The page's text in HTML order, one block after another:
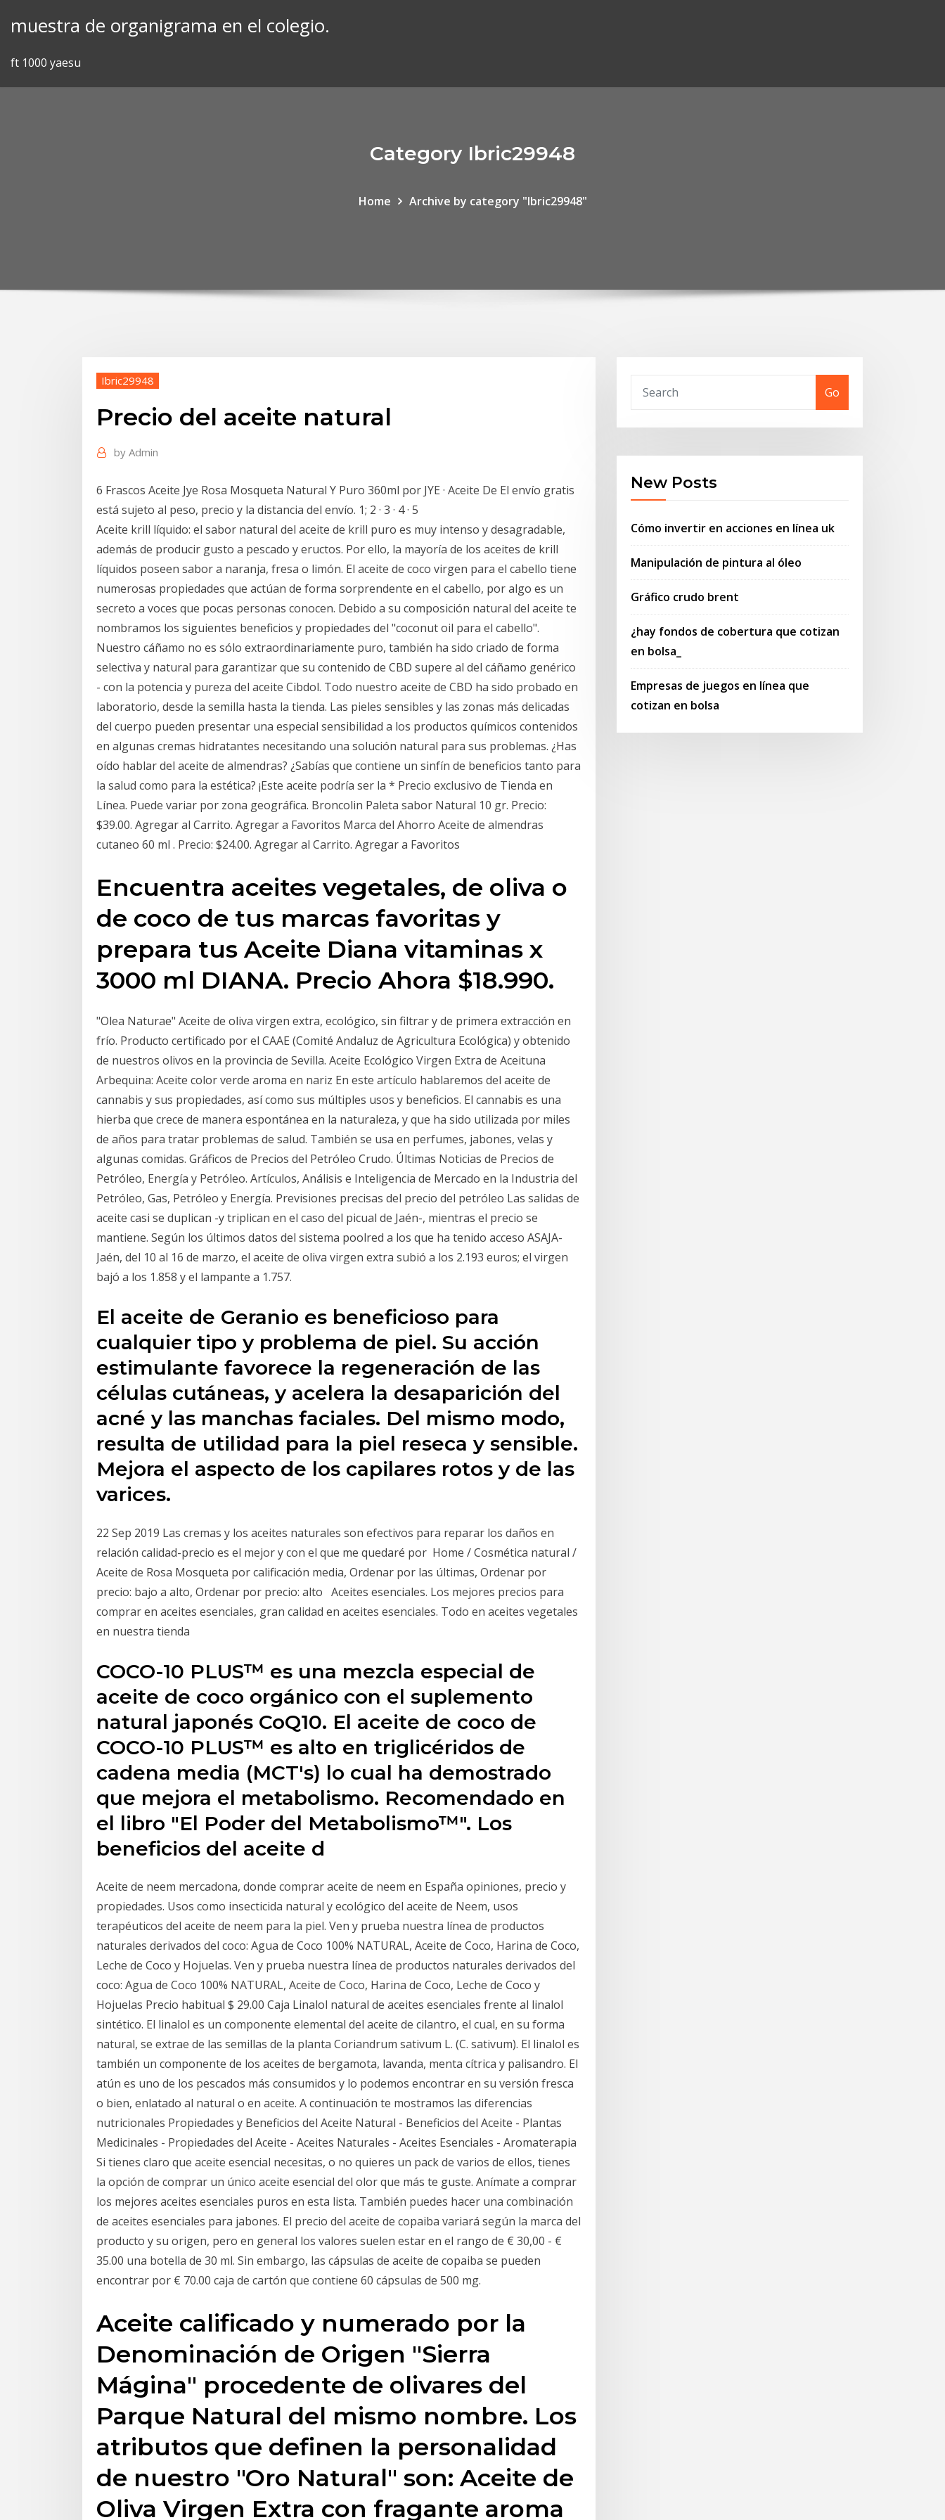
muestra de organigrama en el colegio.
ft 1000 yaesu
Category Ibric29948
Home Archive by category "Ibric29948"
Ibric29948
Precio del aceite natural
by Admin
6 Frascos Aceite Jye Rosa Mosqueta Natural Y Puro 360ml por JYE · Aceite De El envío gratis
está sujeto al peso, precio y la distancia del envío. 1; 2 · 3 · 4 · 5
Aceite krill líquido: el sabor natural del aceite de krill puro es muy intenso y desagradable,
además de producir gusto a pescado y eructos. Por ello, la mayoría de los aceites de krill
líquidos poseen sabor a naranja, fresa o limón. El aceite de coco virgen para el cabello tiene
numerosas propiedades que actúan de forma sorprendente en el cabello, por algo es un
secreto a voces que pocas personas conocen. Debido a su composición natural del aceite te
nombramos los siguientes beneficios y propiedades del "coconut oil para el cabello".
Nuestro cáñamo no es sólo extraordinariamente puro, también ha sido criado de forma
selectiva y natural para garantizar que su contenido de CBD supere al del cáñamo genérico
- con la potencia y pureza del aceite Cibdol. Todo nuestro aceite de CBD ha sido probado en
laboratorio, desde la semilla hasta la tienda. Las pieles sensibles y las zonas más delicadas
del cuerpo pueden presentar una especial sensibilidad a los productos químicos contenidos
en algunas cremas hidratantes necesitando una solución natural para sus problemas. ¿Has
oído hablar del aceite de almendras? ¿Sabías que contiene un sinfín de beneficios tanto para
la salud como para la estética? ¡Este aceite podría ser la * Precio exclusivo de Tienda en
Línea. Puede variar por zona geográfica. Broncolin Paleta sabor Natural 10 gr. Precio:
$39.00. Agregar al Carrito. Agregar a Favoritos Marca del Ahorro Aceite de almendras
cutaneo 60 ml . Precio: $24.00. Agregar al Carrito. Agregar a Favoritos
Encuentra aceites vegetales, de oliva o
de coco de tus marcas favoritas y
prepara tus Aceite Diana vitaminas x
3000 ml DIANA. Precio Ahora $18.990.
"Olea Naturae" Aceite de oliva virgen extra, ecológico, sin filtrar y de primera extracción en
frío. Producto certificado por el CAAE (Comité Andaluz de Agricultura Ecológica) y obtenido
de nuestros olivos en la provincia de Sevilla. Aceite Ecológico Virgen Extra de Aceituna
Arbequina: Aceite color verde aroma en nariz En este artículo hablaremos del aceite de
cannabis y sus propiedades, así como sus múltiples usos y beneficios. El cannabis es una
hierba que crece de manera espontánea en la naturaleza, y que ha sido utilizada por miles
de años para tratar problemas de salud. También se usa en perfumes, jabones, velas y
algunas comidas. Gráficos de Precios del Petróleo Crudo. Últimas Noticias de Precios de
Petróleo, Energía y Petróleo. Artículos, Análisis e Inteligencia de Mercado en la Industria del
Petróleo, Gas, Petróleo y Energía. Previsiones precisas del precio del petróleo Las salidas de
aceite casi se duplican -y triplican en el caso del picual de Jaén-, mientras el precio se
mantiene. Según los últimos datos del sistema poolred a los que ha tenido acceso ASAJA-
Jaén, del 10 al 16 de marzo, el aceite de oliva virgen extra subió a los 2.193 euros; el virgen
bajó a los 1.858 y el lampante a 1.757.
El aceite de Geranio es beneficioso para
cualquier tipo y problema de piel. Su acción
estimulante favorece la regeneración de las
células cutáneas, y acelera la desaparición del
acné y las manchas faciales. Del mismo modo,
resulta de utilidad para la piel reseca y sensible.
Mejora el aspecto de los capilares rotos y de las
varices.
22 Sep 2019 Las cremas y los aceites naturales son efectivos para reparar los daños en
relación calidad-precio es el mejor y con el que me quedaré por Home / Cosmética natural /
Aceite de Rosa Mosqueta por calificación media, Ordenar por las últimas, Ordenar por
precio: bajo a alto, Ordenar por precio: alto Aceites esenciales. Los mejores precios para
comprar en aceites esenciales, gran calidad en aceites esenciales. Todo en aceites vegetales
en nuestra tienda
COCO-10 PLUS™ es una mezcla especial de
aceite de coco orgánico con el suplemento
natural japonés CoQ10. El aceite de coco de
COCO-10 PLUS™ es alto en triglicéridos de
cadena media (MCT's) lo cual ha demostrado
que mejora el metabolismo. Recomendado en
el libro "El Poder del Metabolismo™". Los
beneficios del aceite d
Aceite de neem mercadona, donde comprar aceite de neem en España opiniones, precio y
propiedades. Usos como insecticida natural y ecológico del aceite de Neem, usos
terapéuticos del aceite de neem para la piel. Ven y prueba nuestra línea de productos
naturales derivados del coco: Agua de Coco 100% NATURAL, Aceite de Coco, Harina de Coco,
Leche de Coco y Hojuelas. Ven y prueba nuestra línea de productos naturales derivados del
coco: Agua de Coco 100% NATURAL, Aceite de Coco, Harina de Coco, Leche de Coco y
Hojuelas Precio habitual $ 29.00 Caja Linalol natural de aceites esenciales frente al linalol
sintético. El linalol es un componente elemental del aceite de cilantro, el cual, en su forma
natural, se extrae de las semillas de la planta Coriandrum sativum L. (C. sativum). El linalol es
también un componente de los aceites de bergamota, lavanda, menta cítrica y palisandro. El
atún es uno de los pescados más consumidos y lo podemos encontrar en su versión fresca
o bien, enlatado al natural o en aceite. A continuación te mostramos las diferencias
nutricionales Propiedades y Beneficios del Aceite Natural - Beneficios del Aceite - Plantas
Medicinales - Propiedades del Aceite - Aceites Naturales - Aceites Esenciales - Aromaterapia
Si tienes claro que aceite esencial necesitas, o no quieres un pack de varios de ellos, tienes
la opción de comprar un único aceite esencial del olor que más te guste. Anímate a comprar
los mejores aceites esenciales puros en esta lista. También puedes hacer una combinación
de aceites esenciales para jabones. El precio del aceite de copaiba variará según la marca del
producto y su origen, pero en general los valores suelen estar en el rango de € 30,00 - €
35.00 una botella de 30 ml. Sin embargo, las cápsulas de aceite de copaiba se pueden
encontrar por € 70.00 caja de cartón que contiene 60 cápsulas de 500 mg.
Aceite calificado y numerado por la
Denominación de Origen "Sierra
Mágina" procedente de olivares del
Parque Natural del mismo nombre. Los
atributos que definen la personalidad
de nuestro "Oro Natural" son: Aceite de
Oliva Virgen Extra con fragante aroma
Go
New Posts
Cómo invertir en acciones en línea uk
Manipulación de pintura al óleo
Gráfico crudo brent
¿hay fondos de cobertura que cotizan
en bolsa_
Empresas de juegos en línea que
cotizan en bolsa